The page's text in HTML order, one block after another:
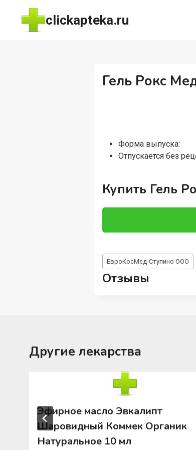
Перейти
содержимому
clickapteka.ru
Гель Рокс
Форма выпуска:
Отпускается без
Купить Гель
Метки
записи:
ЕвроКосМед-Ступино ООО
Отзывы
Другие лекарства
Эфирное масло Эвкалипт
Шаровидный Коммек Органик
Натуральное 10 мл